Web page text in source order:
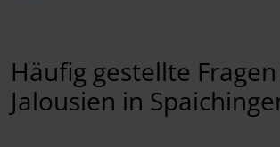
Häufig gestellte
Jalousien in